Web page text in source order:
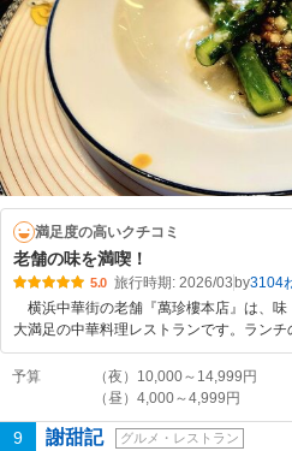
満足度の高いクチコミ
老舗の味を満喫！
5.0 旅行時期: 2026/03 by3104
横浜中華街の老舗『萬珍樓本店』は、味
大満足の中華料理レストランです。ランチ
予算
（夜）10,000～14,999円
（昼）4,000～4,999円
9 謝甜記 グルメ・レストラン